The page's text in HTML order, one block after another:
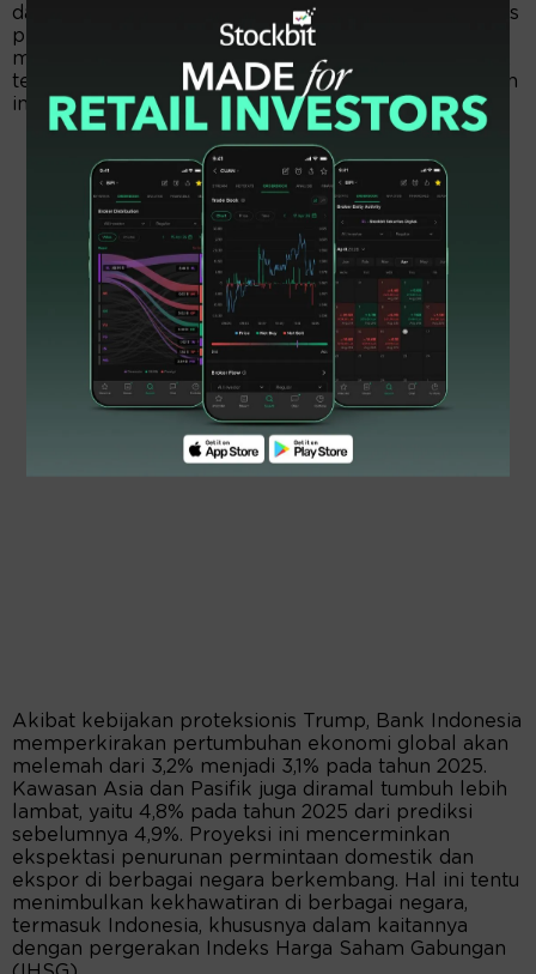
dan chemical diperkirakan akan memperlambat arus
perdagangan global. Kebijakan ini secara langsung
menekan aktivitas ekspor impor di berbagai negara,
terutama yang sangat bergantung pada perdagangan
internasional.
Akibat kebijakan proteksionis Trump, Bank Indonesia
memperkirakan pertumbuhan ekonomi global akan
melemah dari 3,2% menjadi 3,1% pada tahun 2025.
Kawasan Asia dan Pasifik juga diramal tumbuh lebih
lambat, yaitu 4,8% pada tahun 2025 dari prediksi
sebelumnya 4,9%. Proyeksi ini mencerminkan
ekspektasi penurunan permintaan domestik dan
ekspor di berbagai negara berkembang. Hal ini tentu
menimbulkan kekhawatiran di berbagai negara,
termasuk Indonesia, khususnya dalam kaitannya
dengan pergerakan Indeks Harga Saham Gabungan